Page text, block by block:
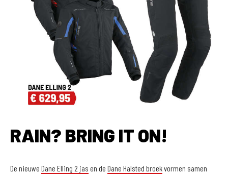
RAIN? BRING IT ON!
De nieuwe Dane Elling 2 jas en de Dane Halsted broekvormen samen